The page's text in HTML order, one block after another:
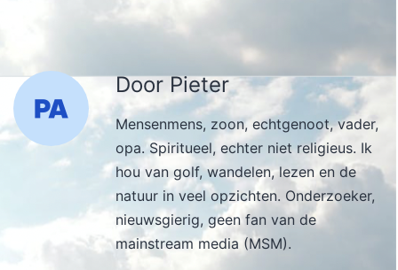
Door Pieter
Mensenmens, zoon, echtgenoot, vader,
opa. Spiritueel, echter niet religieus. Ik
hou van golf, wandelen, lezen en de
natuur in veel opzichten. Onderzoeker,
nieuwsgierig, geen fan van de
mainstream media (MSM).